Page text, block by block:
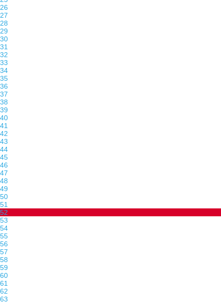
26
27
28
29
30
31
32
33
34
35
36
37
38
39
40
41
42
43
44
45
46
47
48
49
50
51
52
53
54
55
56
57
58
59
60
61
62
63